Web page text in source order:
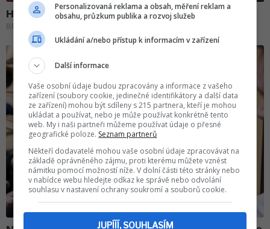
Personalizovaná reklama a obsah, měření reklam a
obsahu, průzkum publika a rozvoj služeb
Ukládání a/nebo přístup k informacím v zařízení
Další informace
Vaše osobní údaje budou zpracovány a informace z vašeho
zařízení (soubory cookie, jedinečné identifikátory a další data
ze zařízení) mohou být sdíleny s 215 partnera, kteří je mohou
ukládat a používat, nebo je může používat konkrétně tento
web. My i naši partneři můžeme používat údaje o přesné
geografické poloze. Seznam partnerů
Někteří dodavatelé mohou vaše osobní údaje zpracovávat na
základě oprávněného zájmu, proti kterému můžete vznést
námitku pomocí možností níže. V dolní části této stránky nebo
v nabídce webu hledejte odkaz ke správě nebo odvolání
souhlasu v nastavení ochrany soukromí a souborů cookie.
JUPÍÍÍ, SOUHLASÍM